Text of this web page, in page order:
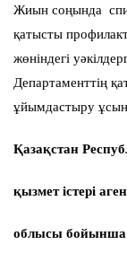
Жиын соңында
қатысты
жөніндегі
Департаменттің
ұйымдастыру
Қазақстан
қызмет істері
облысы бойынша